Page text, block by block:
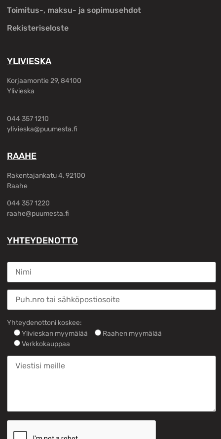
Toimitus-, maksu- ja sopimusehdot
Rekisteriseloste
YLIVIESKA
Korjaamontie 29, 84100
Ylivieska
044 357 1210
ylivieska@puumesta.fi
RAAHE
Rakentajankatu 4, 92100
Raahe
044 357 1220
raahe@puumesta.fi
YHTEYDENOTTO
Yhteydenottoni koskee:
Ylivieskan myymälää
Raahen myymälää
Verkkokauppaa